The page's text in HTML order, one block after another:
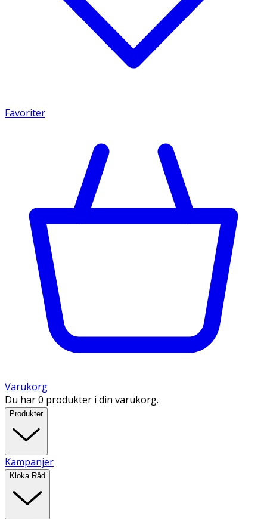
Favoriter
Varukorg
Du har 0 produkter i din varukorg.
Produkter
Kampanjer
Kloka Råd